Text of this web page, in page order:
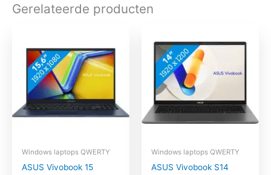
Gerelateerde producten
Windows laptops QWERTY
ASUS Vivobook 15
Windows laptops QWERTY
ASUS Vivobook S14